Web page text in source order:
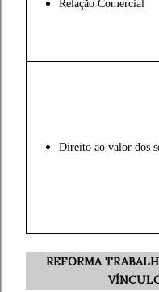
Relação Comercial
Direito ao valor dos
REFORMA